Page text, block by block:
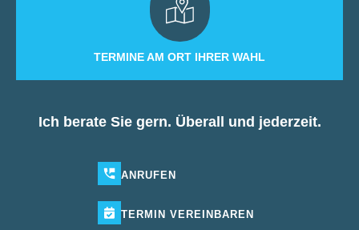
TERMINE AM ORT IHRER WAHL
Ich berate Sie gern. Überall und jederzeit.
ANRUFEN
TERMIN VEREINBAREN